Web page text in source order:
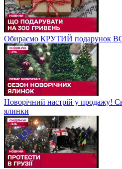
Обираємо КРУТИЙ подарунок
Новорічний настрій у продажу!
ялинки